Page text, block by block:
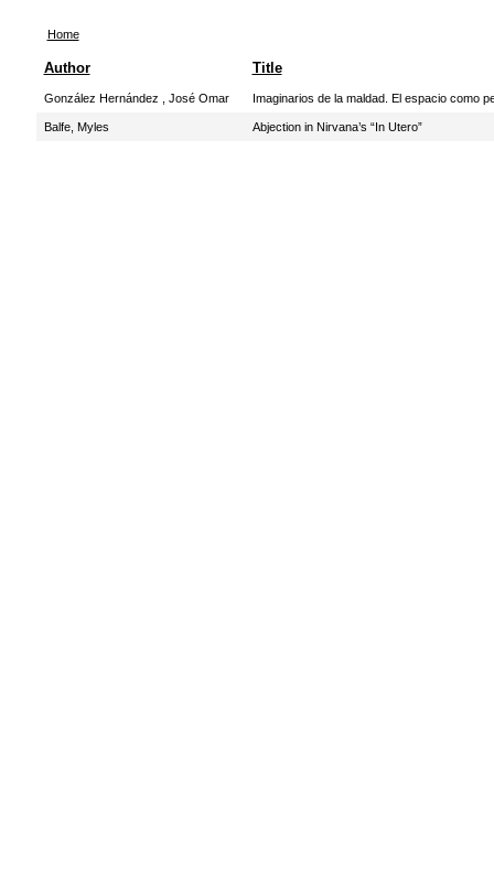
Home
Author Title
González Hernández , José Omar Imaginarios de la maldad. El espacio como
Balfe, Myles Abjection in Nirvana’s “In Utero”